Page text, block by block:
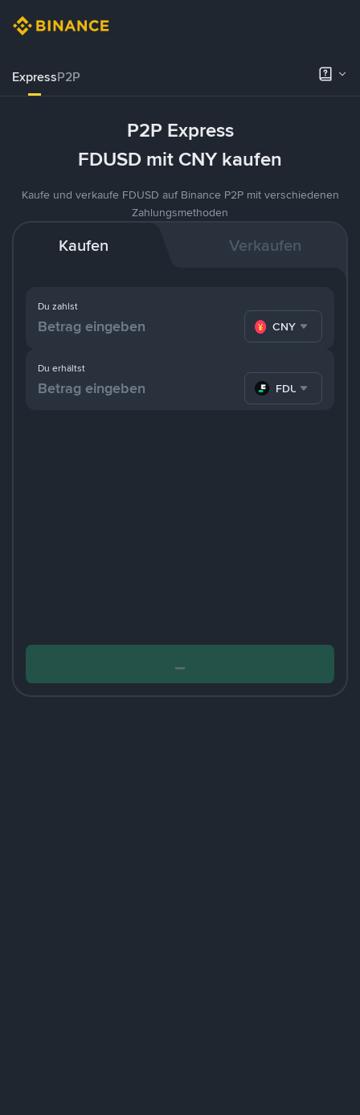
ExpressP2P
P2P Express
FDUSD mit CNY kaufen
Kaufe und verkaufe FDUSD auf Binance P2P mit verschiedenen
Zahlungsmethoden
Kaufen Verkaufen
Du zahlst
CNY
Du erhältst
FDUSD